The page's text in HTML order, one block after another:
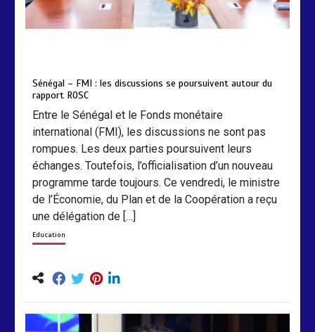
Sénégal – FMI : les discussions se poursuivent autour du
rapport ROSC
Entre le Sénégal et le Fonds monétaire
international (FMI), les discussions ne sont pas
rompues. Les deux parties poursuivent leurs
échanges. Toutefois, l’officialisation d’un nouveau
programme tarde toujours. Ce vendredi, le ministre
de l’Économie, du Plan et de la Coopération a reçu
une délégation de […]
Education